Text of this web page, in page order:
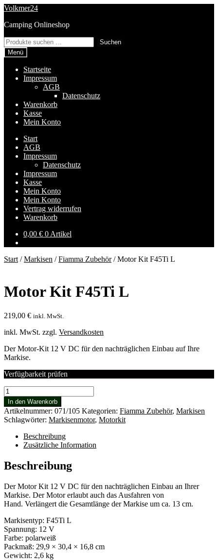
Zur
springen
Zum
springen
Volkmer24
Camping Onlineshop
Suchen
nach:
Suchen
Menü
Startseite
Impressum
AGB
Datenschutz
Warenkorb
Kasse
Mein Konto
Start
AGB
Impressum
Datenschutz
Impressum
Kasse
Mein Konto
Mein Konto
Vertrag widerrufen
Warenkorb
0,00 € 0 Artikel
Start /Markisen /Fiamma Zubehör/Motor Kit F45Ti L
Motor Kit F45Ti L
219,00 € inkl. MwSt.
inkl. MwSt. zzgl. Versandkosten
Der Motor-Kit 12 V DC für den nachträglichen Einbau auf Ihre
Markise.
Verfügbarkeit prüfen
Motor
Kit
F45Ti
L
Menge
In den Warenkorb
Artikelnummer: 071/105 Kategorien: Fiamma Zubehör, Markisen
Schlagwörter: Markisenmotor, Motorkit
Beschreibung
Zusätzliche Information
Beschreibung
Der Motor Kit 12 V DC für den nachträglichen Einbau an Ihrer
Markise. Der Motor erlaubt auch das Ausfahren von
Hand. Verlängert die Gesamtlänge der Markise um ca. 13 cm.
Markisentyp: F45Ti L
Spannung: 12 V
Farbe: polarweiß
Packmaß: 29,9 × 30,4 × 16,8 cm
Gewicht: 2,6 kg